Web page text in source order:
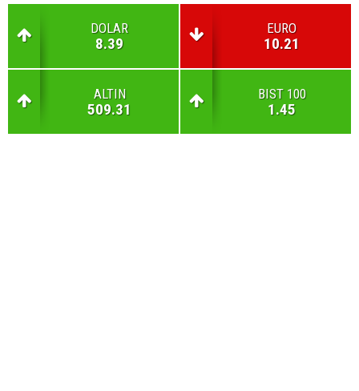
DOLAR
8.39
EURO
10.21
ALTIN
509.31
BIST 100
1.45